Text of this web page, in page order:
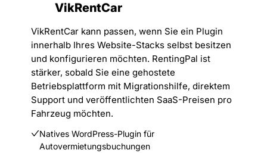
VikRentCar
VikRentCar kann passen, wenn Sie ein Plugin
innerhalb Ihres Website-Stacks selbst besitzen
und konfigurieren möchten. RentingPal ist
stärker, sobald Sie eine gehostete
Betriebsplattform mit Migrationshilfe, direktem
Support und veröffentlichten SaaS-Preisen pro
Fahrzeug möchten.
Natives WordPress-Plugin für
Autovermietungsbuchungen